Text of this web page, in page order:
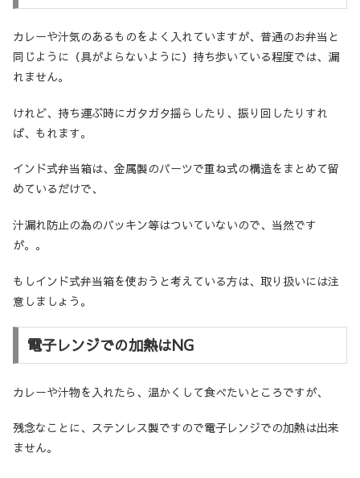
カレーや汁気のあるものをよく入れていますが、普通のお弁当と
同じように（具がよらないように）持ち歩いている程度では、漏
れません。
けれど、持ち運ぶ時にガタガタ揺らしたり、振り回したりすれ
ば、もれます。
インド式弁当箱は、金属製のパーツで重ね式の構造をまとめて留
めているだけで、
汁漏れ防止の為のパッキン等はついていないので、当然です
が。。
もしインド式弁当箱を使おうと考えている方は、取り扱いには注
意しましょう。
電子レンジでの加熱はNG
カレーや汁物を入れたら、温かくして食べたいところですが、
残念なことに、ステンレス製ですので電子レンジでの加熱は出来
ません。